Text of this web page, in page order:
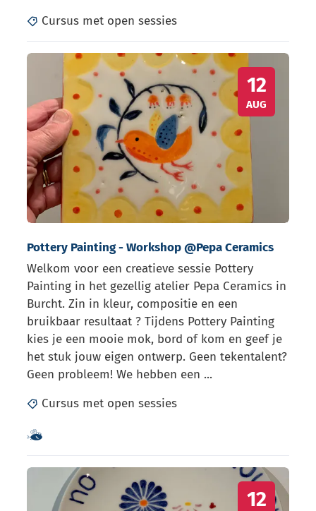
Cursus met open sessies
WO
12
AUG
Pottery Painting - Workshop @Pepa Ceramics
Pottery Painting - Workshop @Pepa Ceramics
Welkom voor een creatieve sessie Pottery
Painting in het gezellig atelier Pepa Ceramics in
Burcht. Zin in kleur, compositie en een
bruikbaar resultaat ? Tijdens Pottery Painting
kies je een mooie mok, bord of kom en geef je
het stuk jouw eigen ontwerp. Geen tekentalent?
Geen probleem! We hebben een ...
Cursus met open sessies
WO
12
Pottery Painting - Workshop @Pepa Ceramics